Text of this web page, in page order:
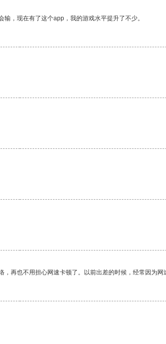
，现在有了这个app，我的游戏水平提升了不少。
再也不用担心网速卡顿了。以前出差的时候，经常因为